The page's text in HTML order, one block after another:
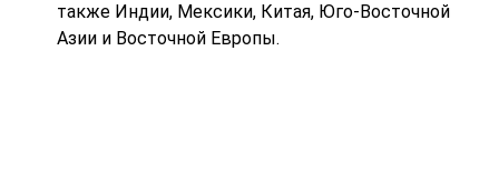
также Индии, Мексики, Китая, Юго-Восточной
Азии и Восточной Европы.